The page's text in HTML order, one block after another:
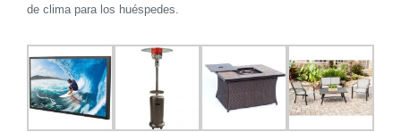
de clima para los huéspedes.